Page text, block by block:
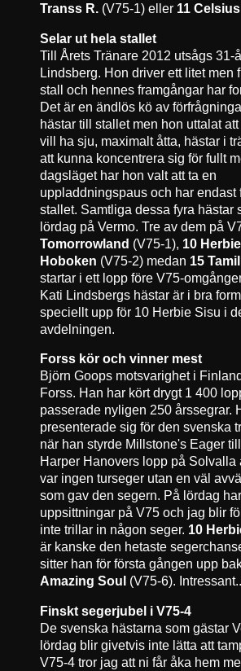
Transs R. (V75-1) eller 11
Selar ut hela stallet
Till Årets Tränare 2012 utsågs 31-
Lindsberg. Hon driver ett litet men
stall och hennes framgångar har
Det är en ändlös kö av
hästar till stallet men hon uttalat
vill ha sju, maximalt åtta, hästar i
att kunna koncentrera sig för fullt
dagsläget har hon valt att ta en
uppladdningspaus och har endast
stallet. Samtliga dessa fyra hästar
lördag på Vermo. Tre av dem på
Tomorrowland (V75-1), 10
Hoboken (V75-2) medan 15
startar i ett lopp före V75-
Kati Lindsbergs hästar är i bra
speciellt upp för 10 Herbie Sisu i
avdelningen.
Forss kör och vinner mest
Björn Goops motsvarighet i
Forss. Han har kört drygt 1 400
passerade nyligen 250 årssegrar.
presenterade sig för den svenska
när han styrde Millstone's Eager
Harper Hanovers lopp på Solvalla
var ingen turseger utan en väl
som gav den segern. På lördag
uppsittningar på V75 och jag blir
inte trillar in någon seger. 10
är kanske den hetaste
sitter han för första gången upp
Amazing Soul (V75-6).
Finskt segerjubel i V75-4
De svenska hästarna som gästar
lördag blir givetvis inte lätta att
V75-4 tror jag att ni får åka hem